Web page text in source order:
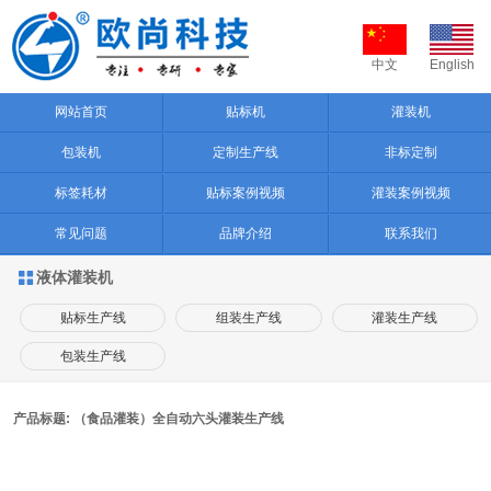
中文 English
网站首页 贴标机 灌装机
包装机 定制生产线 非标定制
标签耗材 贴标案例视频 灌装案例视频
常见问题 品牌介绍 联系我们
 液体灌装机
贴标生产线 组装生产线 灌装生产线
包装生产线
产品标题: （食品灌装）全自动六头灌装生产线